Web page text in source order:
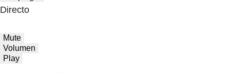
Directo
Mute
Volumen
Play